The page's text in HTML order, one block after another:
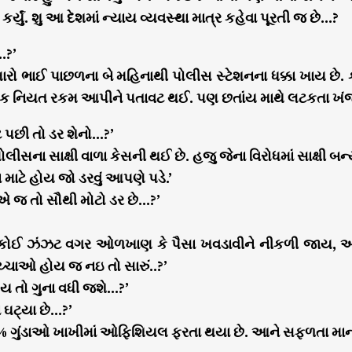
શુ આ દેશમાં ન્યાય વ્યવસ્થા માત્ર કહેવા પૂરતી જ છે…?
ભાઈ પાછળના બે મહિનાથી પોલીસ સ્ટેશનના ધક્કા
રકમ આપીને પતાવટ થઈ. પણ છતાંય માથે લટકતા
તો ડર શેનો…?’
સાક્ષી વાળા કેસની થઈ છે. હજુ જેના વિરોધમાં
માટે હોય જો ડરવું આપણે પડે.’
જ તો સૌથી મોટો ડર છે…?’
કોઈ ઝંઝટ વગર ઓળખાણ કે પૈસા ખવડાવીને નીકળી જાય,
હોય જ નઇ તો સારું..?’
તો ગુના વધી જશે…?’
છે…?’
ગુંડાઓ ખાખીમાં ઓફિશિયલ ફરતા થયા છે. આને સફળતા